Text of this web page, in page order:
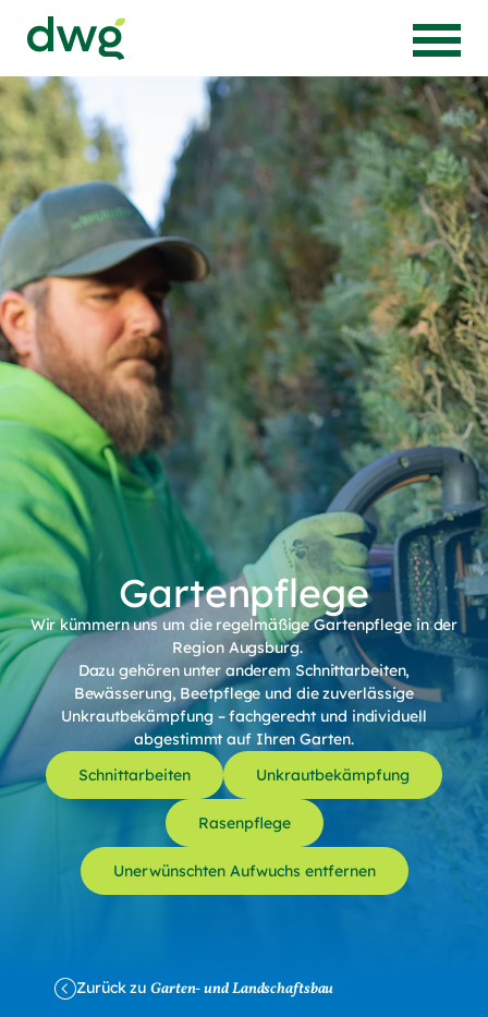
Zur Startseite von Die Wörnergärtner
Gartenpflege
Wir kümmern uns um die regelmäßige Gartenpflege in der
Region Augsburg.
Dazu gehören unter anderem Schnittarbeiten,
Bewässerung, Beetpflege und die zuverlässige
Unkrautbekämpfung – fachgerecht und individuell
abgestimmt auf Ihren Garten.
Schnittarbeiten
Unkrautbekämpfung
Rasenpflege
Unerwünschten Aufwuchs entfernen
Zurück zu Garten- und Landschaftsbau